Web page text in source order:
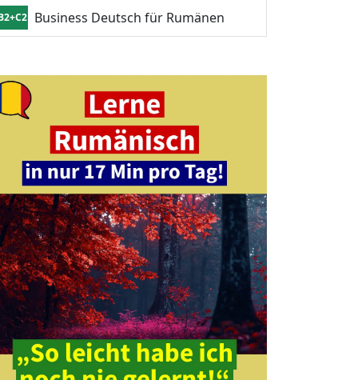
Business Deutsch für Rumänen